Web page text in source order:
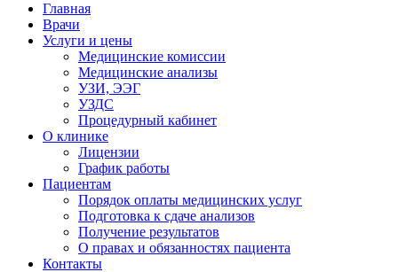
Главная
Врачи
Услуги и цены
Медицинские комиссии
Медицинские анализы
УЗИ, ЭЭГ
УЗДС
Процедурный кабинет
О клинике
Лицензии
График работы
Пациентам
Порядок оплаты медицинских услуг
Подготовка к сдаче анализов
Получение результатов
О правах и обязанностях пациента
Контакты